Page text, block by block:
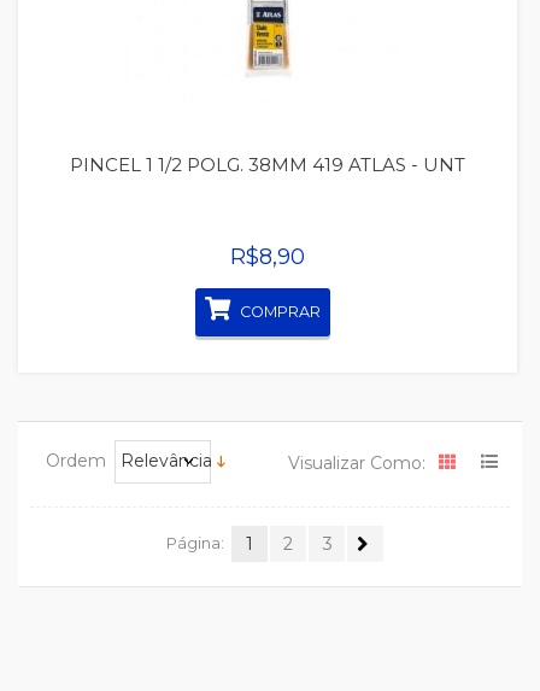
PINCEL 1 1/2 POLG. 38MM 419 ATLAS - UNT
R$8,90
COMPRAR
Ordem Relevância Visualizar Como:
Página: 1 2 3